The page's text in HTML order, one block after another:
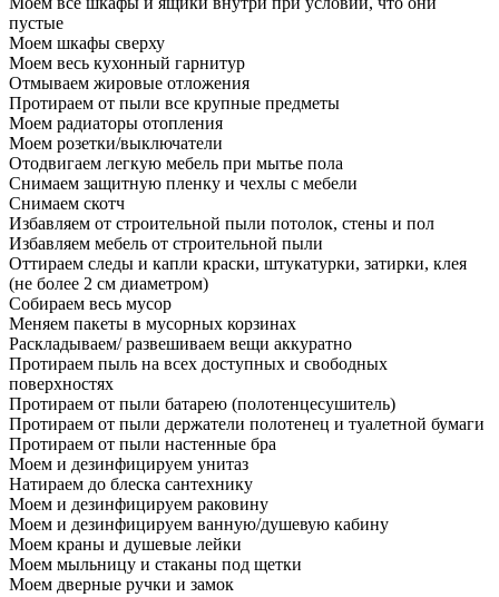
пустые
Моем шкафы сверху
Моем весь кухонный гарнитур
Отмываем жировые отложения
Протираем от пыли все крупные предметы
Моем радиаторы отопления
Моем розетки/выключатели
Отодвигаем легкую мебель при мытье пола
Снимаем защитную пленку и чехлы с мебели
Снимаем скотч
Избавляем от строительной пыли потолок, стены и пол
Избавляем мебель от строительной пыли
Оттираем следы и капли краски, штукатурки, затирки, клея
(не более 2 см диаметром)
Собираем весь мусор
Меняем пакеты в мусорных корзинах
Раскладываем/ развешиваем вещи аккуратно
Протираем пыль на всех доступных и свободных
поверхностях
Протираем от пыли батарею (полотенцесушитель)
Протираем от пыли держатели полотенец и туалетной бумаги
Протираем от пыли настенные бра
Моем и дезинфицируем унитаз
Натираем до блеска сантехнику
Моем и дезинфицируем раковину
Моем и дезинфицируем ванную/душевую кабину
Моем краны и душевые лейки
Моем мыльницу и стаканы под щетки
Моем дверные ручки и замок